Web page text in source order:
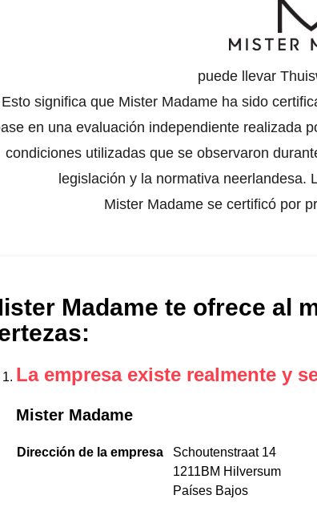
puede llevar
Esto significa que Mister Madame ha sido
en una evaluación independiente realizada
condiciones utilizadas que se observaron
legislación y la normativa neerlandesa.
Mister Madame se certificó por
Madame te ofrece al
:
La empresa existe realmente y
Mister Madame
Dirección de la empresa
Schoutenstraat 14
1211BM Hilversum
Países Bajos